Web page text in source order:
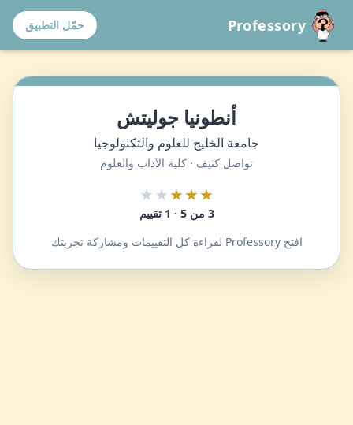
Professory حمّل التطبيق
أنطونيا جوليتش
جامعة الخليج للعلوم والتكنولوجيا
تواصل كثيف · كلية الآداب والعلوم
★★★
★★
3 من 5 · 1 تقييم
افتح Professory لقراءة كل التقييمات ومشاركة تجربتك